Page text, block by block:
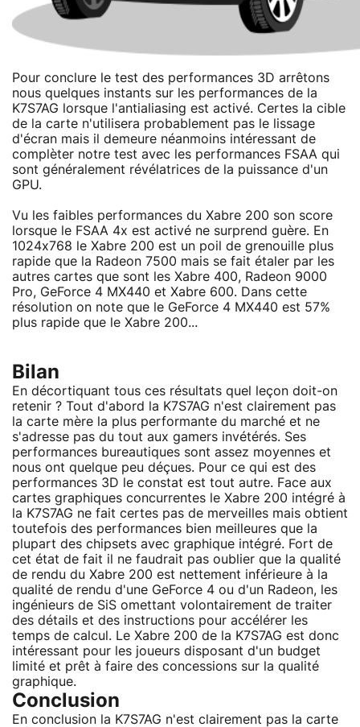
Pour conclure le test des performances 3D arrêtons
nous quelques instants sur les performances de la
K7S7AG lorsque l'antialiasing est activé. Certes la cible
de la carte n'utilisera probablement pas le lissage
d'écran mais il demeure néanmoins intéressant de
complèter notre test avec les performances FSAA qui
sont généralement révélatrices de la puissance d'un
GPU.
Vu les faibles performances du Xabre 200 son score
lorsque le FSAA 4x est activé ne surprend guère. En
1024x768 le Xabre 200 est un poil de grenouille plus
rapide que la Radeon 7500 mais se fait étaler par les
autres cartes que sont les Xabre 400, Radeon 9000
Pro, GeForce 4 MX440 et Xabre 600. Dans cette
résolution on note que le GeForce 4 MX440 est 57%
plus rapide que le Xabre 200...
Bilan
En décortiquant tous ces résultats quel leçon doit-on
retenir ? Tout d'abord la K7S7AG n'est clairement pas
la carte mère la plus performante du marché et ne
s'adresse pas du tout aux gamers invétérés. Ses
performances bureautiques sont assez moyennes et
nous ont quelque peu déçues. Pour ce qui est des
performances 3D le constat est tout autre. Face aux
cartes graphiques concurrentes le Xabre 200 intégré à
la K7S7AG ne fait certes pas de merveilles mais obtient
toutefois des performances bien meilleures que la
plupart des chipsets avec graphique intégré. Fort de
cet état de fait il ne faudrait pas oublier que la qualité
de rendu du Xabre 200 est nettement inférieure à la
qualité de rendu d'une GeForce 4 ou d'un Radeon, les
ingénieurs de SiS omettant volontairement de traiter
des détails et des instructions pour accélérer les
temps de calcul. Le Xabre 200 de la K7S7AG est donc
intéressant pour les joueurs disposant d'un budget
limité et prêt à faire des concessions sur la qualité
graphique.
Conclusion
En conclusion la K7S7AG n'est clairement pas la carte